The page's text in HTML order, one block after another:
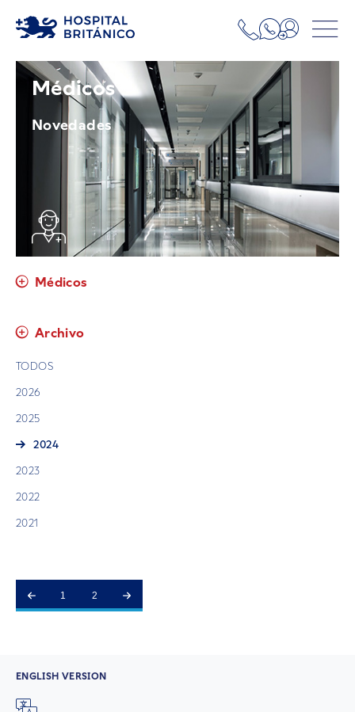
Médicos
Novedades
Médicos
Archivo
TODOS
2026
2025
2024
2023
2022
2021
1 2
ENGLISH VERSION